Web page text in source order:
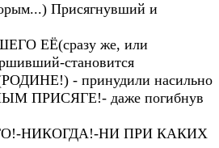
Присягнувший и
ЕЁ(сразу же, или
становится
- принудили насильно
ПРИСЯГЕ!- даже погибнув
НИКОГДА!-НИ ПРИ КАКИХ